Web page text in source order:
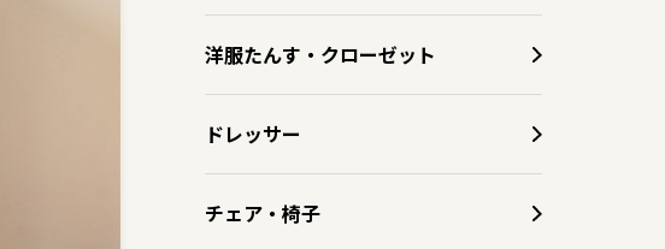
洋服たんす・クローゼット
ドレッサー
チェア・椅子